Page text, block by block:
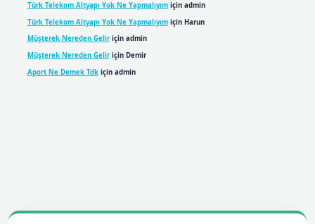
Türk Telekom Altyapı Yok Ne Yapmalıyımiçin admin
Türk Telekom Altyapı Yok Ne Yapmalıyımiçin Harun
Müşterek Nereden Geliriçin admin
Müşterek Nereden Geliriçin Demir
Aport Ne Demek Tdkiçin admin